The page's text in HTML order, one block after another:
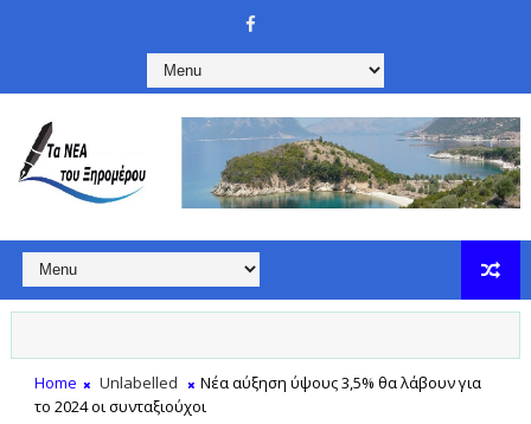
Home Unlabelled
Νέα αύξηση ύψους 3,5% θα λάβουν για
το 2024 οι συνταξιούχοι